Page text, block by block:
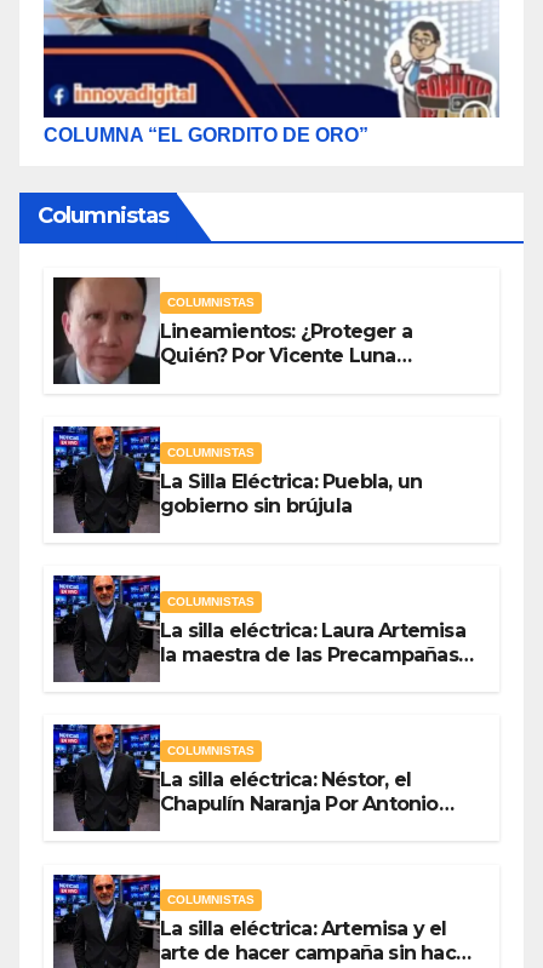
COLUMNA “EL GORDITO DE ORO”
Columnistas
COLUMNISTAS
Lineamientos: ¿Proteger a
Quién? Por Vicente Luna
COLUMNISTAS
La Silla Eléctrica: Puebla, un
gobierno sin brújula
COLUMNISTAS
La silla eléctrica: Laura Artemisa
la maestra de las Precampañas
COLUMNISTAS
La silla eléctrica: Néstor, el
Chapulín Naranja Por Antonio
COLUMNISTAS
La silla eléctrica: Artemisa y el
arte de hacer campaña sin hacer